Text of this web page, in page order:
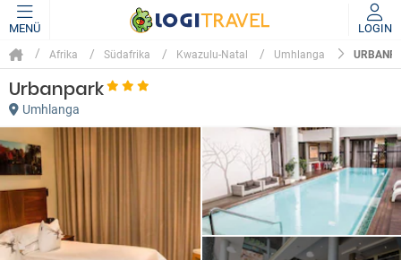
MENÜ LOGIN
Afrika Südafrika Kwazulu-Natal Umhlanga
Urbanpark
Umhlanga